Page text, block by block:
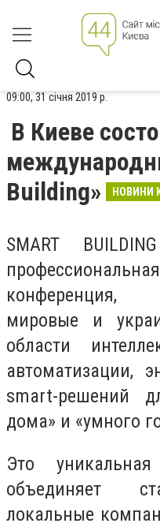
09:00, 31 січня 2019 р.
В Киеве
Building»
НОВИНИ
SMART
конференция,
мировые и
области
автоматизации,
smart-решений
дома» и «умного
Это
объединяет
локальные